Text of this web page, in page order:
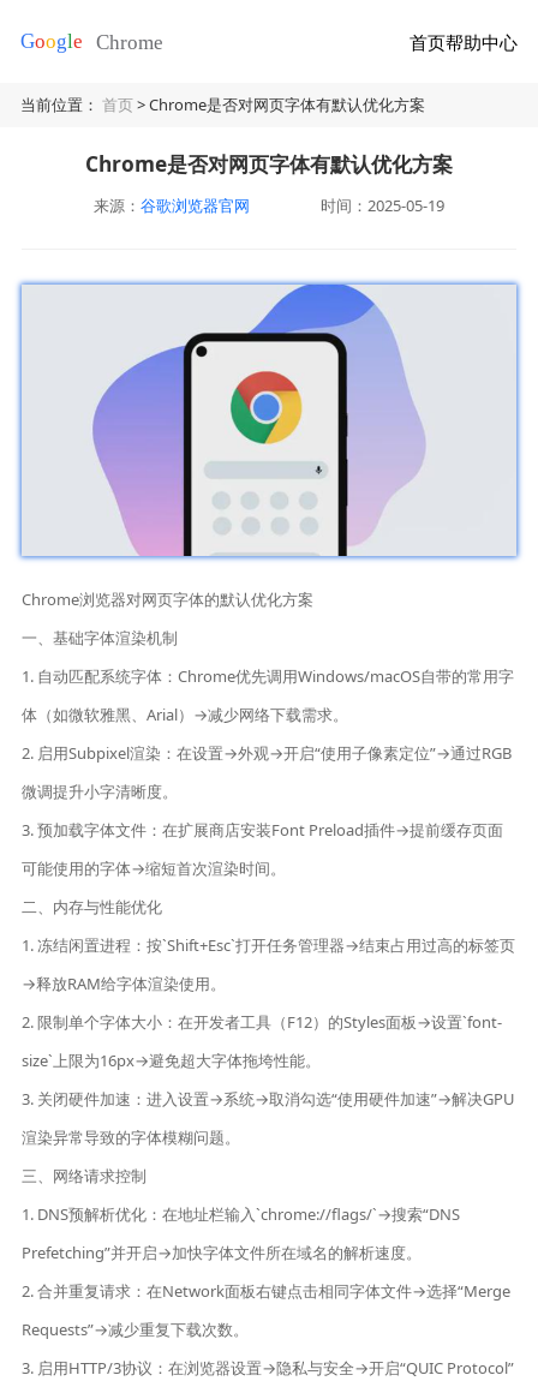
首页帮助中心
当前位置：首页> Chrome是否对网页字体有默认优化方案
Chrome是否对网页字体有默认优化方案
来源： 谷歌浏览器官网 时间：2025-05-19
Chrome浏览器对网页字体的默认优化方案
一、基础字体渲染机制
1. 自动匹配系统字体：Chrome优先调用Windows/macOS自带的常用字
体（如微软雅黑、Arial）→减少网络下载需求。
2. 启用Subpixel渲染：在设置→外观→开启“使用子像素定位”→通过RGB
微调提升小字清晰度。
3. 预加载字体文件：在扩展商店安装Font Preload插件→提前缓存页面
可能使用的字体→缩短首次渲染时间。
二、内存与性能优化
1. 冻结闲置进程：按`Shift+Esc`打开任务管理器→结束占用过高的标签页
→释放RAM给字体渲染使用。
2. 限制单个字体大小：在开发者工具（F12）的Styles面板→设置`font-
size`上限为16px→避免超大字体拖垮性能。
3. 关闭硬件加速：进入设置→系统→取消勾选“使用硬件加速”→解决GPU
渲染异常导致的字体模糊问题。
三、网络请求控制
1. DNS预解析优化：在地址栏输入`chrome://flags/`→搜索“DNS
Prefetching”并开启→加快字体文件所在域名的解析速度。
2. 合并重复请求：在Network面板右键点击相同字体文件→选择“Merge
Requests”→减少重复下载次数。
3. 启用HTTP/3协议：在浏览器设置→隐私与安全→开启“QUIC Protocol”